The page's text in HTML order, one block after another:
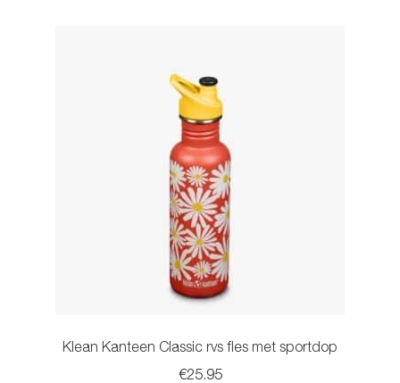
Klean Kanteen Classic rvs fles met sportdop
€25.95